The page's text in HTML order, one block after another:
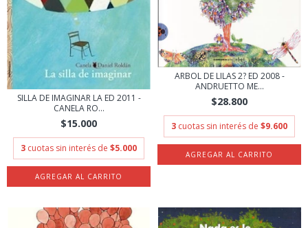
SILLA DE IMAGINAR LA ED 2011 -
CANELA RO...
$15.000
3 cuotas sin interés de $5.000
ARBOL DE LILAS 2? ED 2008 -
ANDRUETTO ME...
$28.800
3 cuotas sin interés de $9.600